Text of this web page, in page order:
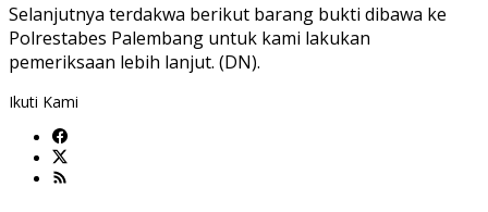
Selanjutnya terdakwa berikut barang bukti dibawa ke
Polrestabes Palembang untuk kami lakukan
pemeriksaan lebih lanjut. (DN).
Ikuti Kami